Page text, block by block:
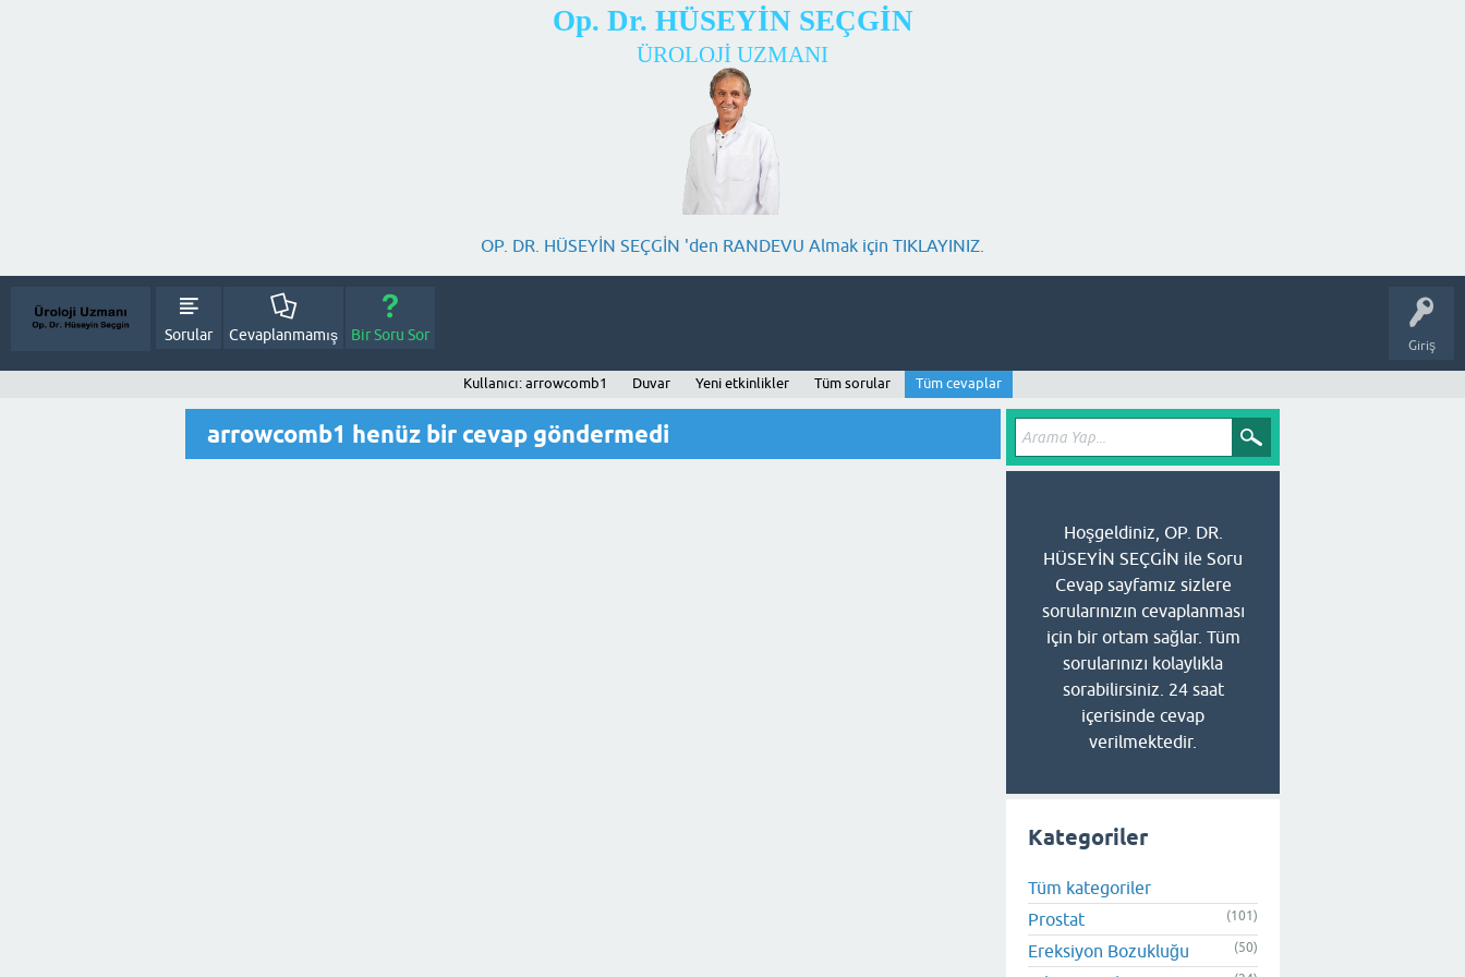
Op. Dr. HÜSEYİN SEÇGİN
ÜROLOJİ UZMANI
OP. DR. HÜSEYİN SEÇGİN 'den RANDEVU Almak için TIKLAYINIZ.
Giriş
Sorular Cevaplanmamış Bir Soru Sor
Kullanıcı: arrowcomb1 Duvar Yeni etkinlikler Tüm sorular Tüm cevaplar
arrowcomb1 henüz bir cevap göndermedi
Hoşgeldiniz, OP. DR.
HÜSEYİN SEÇGİN ile Soru
Cevap sayfamız sizlere
sorularınızın cevaplanması
için bir ortam sağlar. Tüm
sorularınızı kolaylıkla
sorabilirsiniz. 24 saat
içerisinde cevap
verilmektedir.
Kategoriler
Tüm kategoriler
Prostat
(101)
Ereksiyon Bozukluğu (50)